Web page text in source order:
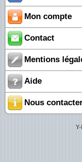
Mon compte
Contact
Mentions
Aide
Nous